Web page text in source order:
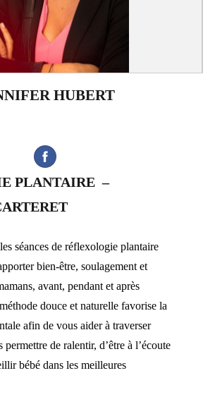
HUBERT
PLANTAIRE –
les séances de réflexologie plantaire
bien-être, soulagement et
avant, pendant et après
douce et naturelle favorise la
afin de vous aider à traverser
de ralentir, d’être à l’écoute
bébé dans les meilleures